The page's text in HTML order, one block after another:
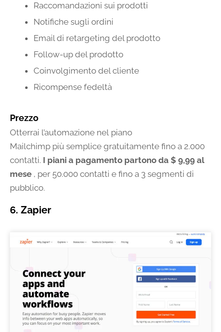
Raccomandazioni sui prodotti
Notifiche sugli ordini
Email di retargeting del prodotto
Follow-up del prodotto
Coinvolgimento del cliente
Ricompense fedeltà
Prezzo
Otterrai l’automazione nel piano
Mailchimp più semplice gratuitamente fino a 2.000
contatti. I piani a pagamento partono da $ 9,99 al
mese , per 50.000 contatti e fino a 3 segmenti di
pubblico.
6. Zapier